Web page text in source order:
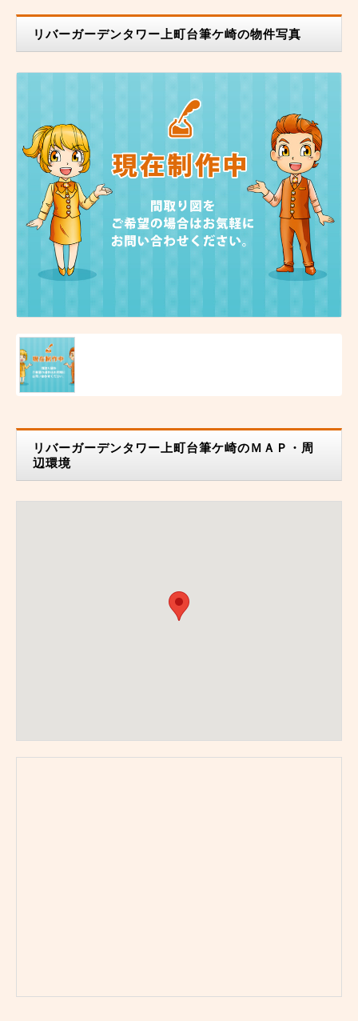
リバーガーデンタワー上町台筆ケ崎の物件写真
リバーガーデンタワー上町台筆ケ崎のＭＡＰ・周
辺環境